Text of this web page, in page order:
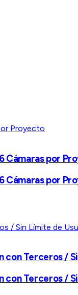
Cámaras por
Cámaras por
con Terceros /
con Terceros /